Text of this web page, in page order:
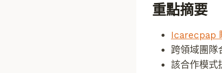
重點摘要
Icarecpap
跨領域團隊
該合作模式